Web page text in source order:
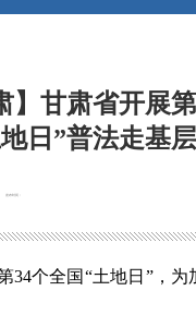
】甘肃省开展
日”普法走基
发布时间：
34个全国“土地日”，为